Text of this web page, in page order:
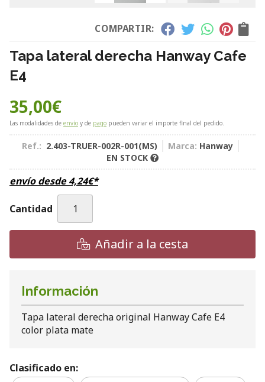
COMPARTIR:
Tapa lateral derecha Hanway Cafe
E4
35,00€
Las modalidades de envío y de pago pueden variar el importe final del pedido.
Ref.: 2.403-TRUER-002R-001(MS) Marca: Hanway
EN STOCK
envío desde4,24€*
Cantidad
Añadir a la cesta
Información
Tapa lateral derecha original Hanway Cafe E4
color plata mate
Clasificado en: